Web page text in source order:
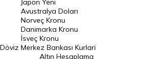
Danimarka Kronu Kuru
Kanada Doları Kuru
Norveç Kronu Kuru
Döviz
Japon Yeni
Avustralya Doları
Norveç Kronu
Danimarka Kronu
İsveç Kronu
Merkez Bankası Kurlari
Altın Hesaplama